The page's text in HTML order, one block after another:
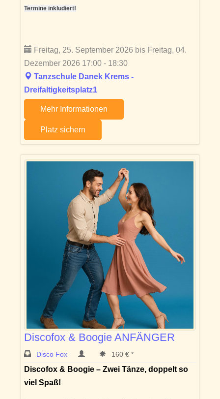
Termine inkludiert!
Freitag, 25. September 2026 bis Freitag, 04.
Dezember 2026 17:00 - 18:30
Tanzschule Danek Krems -
Dreifaltigkeitsplatz1
Mehr Informationen
Platz sichern
Discofox & Boogie ANFÄNGER
Disco Fox 160 € *
Discofox & Boogie – Zwei Tänze, doppelt so
viel Spaß!